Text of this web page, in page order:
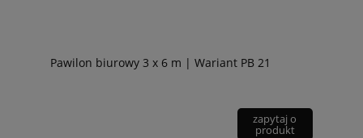
Pawilon biurowy 3 x 6 m | Wariant PB 21
zapytaj o
produkt